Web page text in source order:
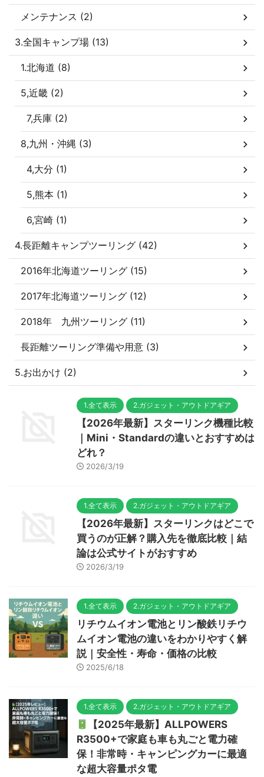
メンテナンス (2)
3.全国キャンプ場 (13)
1.北海道 (8)
5,近畿 (2)
7,兵庫 (2)
8,九州・沖縄 (3)
4,大分 (1)
5,熊本 (1)
6,宮崎 (1)
4.長距離キャンプツーリング (42)
2016年北海道ツーリング (15)
2017年北海道ツーリング (12)
2018年 九州ツーリング (11)
長距離ツーリング準備や用意 (3)
5.お出かけ (2)
1.全て表示 2.ガジェット・アウトドアギア
【2026年最新】スターリンク機種比較
｜Mini・Standardの違いとおすすめは
どれ？
2026/3/19
1.全て表示 2.ガジェット・アウトドアギア
【2026年最新】スターリンクはどこで
買うのが正解？購入先を徹底比較｜結
論は公式サイトがおすすめ
2026/3/19
1.全て表示 2.ガジェット・アウトドアギア
リチウムイオン電池とリン酸鉄リチウ
ムイオン電池の違いをわかりやすく解
説｜安全性・寿命・価格の比較
2025/6/18
1.全て表示 2.ガジェット・アウトドアギア
【2025年最新】ALLPOWERS
R3500+で家庭も車も丸ごと電力確
保！非常時・キャンピングカーに最適
な超大容量ポタ電